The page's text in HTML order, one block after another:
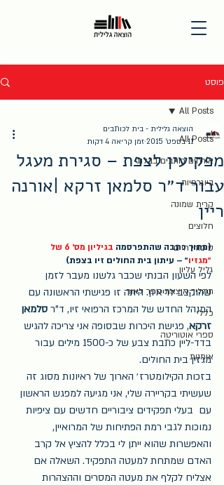
פוסט
All Posts
אורחים כותבים בבלוג
ביוגרפיות
קרית שמונה
חלוצים
סיפורי חיים
גליל עליון
תהליך הוצאת ספר לאור
כללי
ספרי אוטוריטה
אומנות
All Posts
מפקיעין לצפת – סגירת מעגל
עבור ד״ר סלמאן זרקא |אורנה
ריין
הוצאה גלילית - בית לכותבים
11 בספט׳ 2015
זמן קריאה 4 דקות
(מתוך כתבה שהתפרסמה
בגיליון מס׳ 6 של
״מגזיו״ – עיתון בית החולים זיו בצפת)
לפי השעון הבנתי שכבר גלשנו מעבר לזמן
שהוקצב לריאיון. היתה זו פגישתי הראשונה עם
המנהל החדש של המרכז הרפואי זיו, ד"ר סלמאן
זרקא, פגישת היכרות שבסופה אני צריכה להגיש
בדד-ליין כתבת צבע של כ-1500 מילים עבור
מגזין בית החולים.
בזכות הקילומטרז׳ הארוך של ראיונות מסוג זה
שעשיתי בקריירה שלי, אני מגיעה למפגש הראשון
עם  בעלי תפקידים ציבוריים חדשים עם ציפיות
נמוכות לגבי רמת הפתיחות של המרואיין,
והאפשרות שהוא ייתן לי בכלל להציץ אל קרב
האדם שמתחת למעטה התפקיד. השאלה אם
אצליח לקלף את מעטה המסרים וההצהרות